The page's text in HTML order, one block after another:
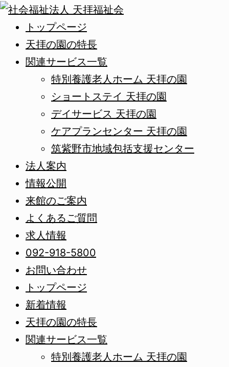
トップページ
天拝の園の特長
関連サービス一覧
特別養護老人ホーム 天拝の園
ショートステイ 天拝の園
デイサービス 天拝の園
ケアプランセンター 天拝の園
筑紫野市地域包括支援センター
法人案内
情報公開
来館のご案内
よくあるご質問
求人情報
092-918-5800
お問い合わせ
トップページ
新着情報
天拝の園の特長
関連サービス一覧
特別養護老人ホーム 天拝の園